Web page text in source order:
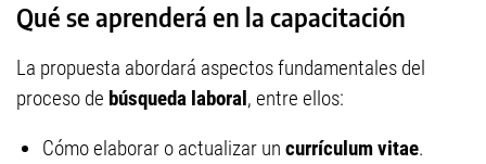
Qué se aprenderá en la capacitación
La propuesta abordará aspectos fundamentales del
proceso de búsqueda laboral, entre ellos:
Cómo elaborar o actualizar un currículum vitae.